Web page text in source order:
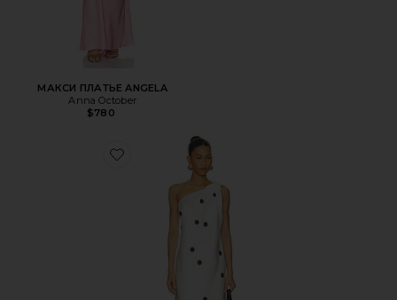
МАКСИ ПЛАТЬЕ ANGELA
Anna October
$780
Favorite ПЛАТЬЕ МИДИ MIO